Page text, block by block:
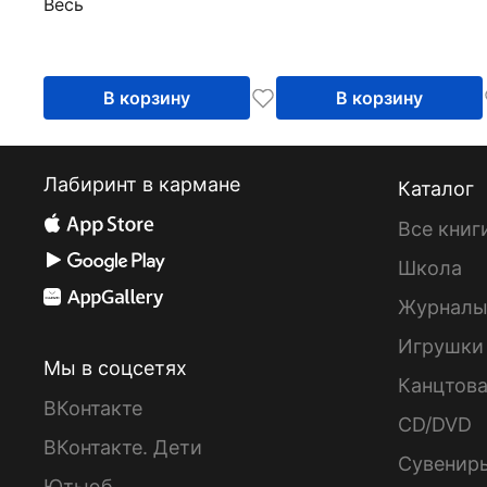
В корзину В корзину
Лабиринт в кармане
Мы в соцсетях
ВКонтакте
ВКонтакте. Дети
Каталог
Все
Школа
Журналы
Игрушки
CD/DVD